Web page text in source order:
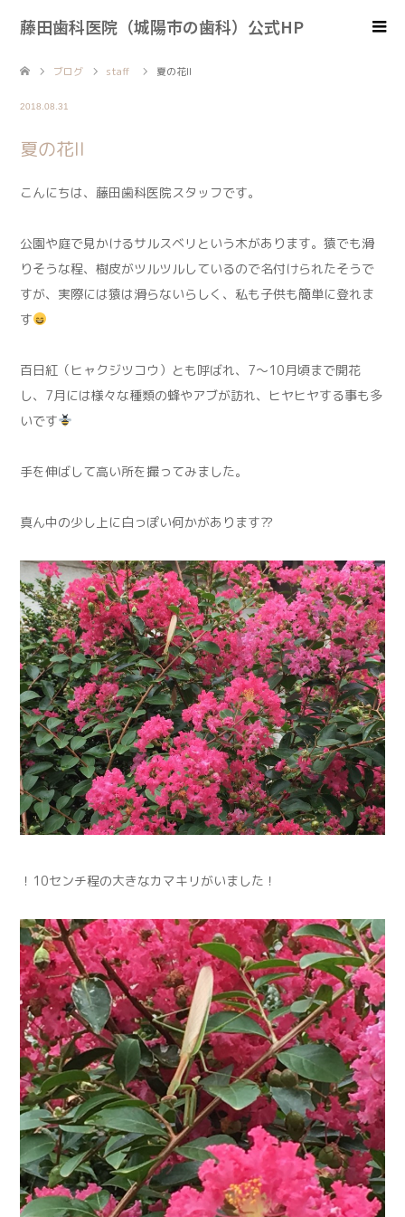
藤田歯科医院（城陽市の歯科）公式HP
ブログ staff 夏の花II
2018.08.31
夏の花II
こんにちは、藤田歯科医院スタッフです。
公園や庭で見かけるサルスベリという木があります。猿でも滑
りそうな程、樹皮がツルツルしているので名付けられたそうで
すが、実際には猿は滑らないらしく、私も子供も簡単に登れま
す
百日紅（ヒャクジツコウ）とも呼ばれ、7〜10月頃まで開花
し、7月には様々な種類の蜂やアブが訪れ、ヒヤヒヤする事も多
いです
手を伸ばして高い所を撮ってみました。
真ん中の少し上に白っぽい何かがあります⁇
！10センチ程の大きなカマキリがいました！